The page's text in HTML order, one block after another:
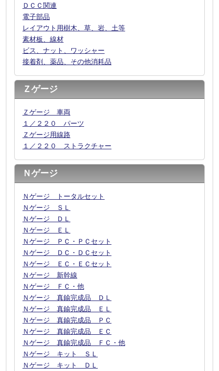
ＤＣＣ関連
電子部品
レイアウト用樹木、草、岩、土等
素材板、線材
ビス、ナット、ワッシャー
接着剤、薬品、その他消耗品
Ｚゲージ
Ｚゲージ 車両
１／２２０ パーツ
Ｚゲージ用線路
１／２２０ ストラクチャー
Ｎゲージ
Ｎゲージ トータルセット
Ｎゲージ ＳＬ
Ｎゲージ ＤＬ
Ｎゲージ ＥＬ
Ｎゲージ ＰＣ・ＰＣセット
Ｎゲージ ＤＣ・ＤＣセット
Ｎゲージ ＥＣ・ＥＣセット
Ｎゲージ 新幹線
Ｎゲージ ＦＣ・他
Ｎゲージ 真鍮完成品 ＤＬ
Ｎゲージ 真鍮完成品 ＥＬ
Ｎゲージ 真鍮完成品 ＰＣ
Ｎゲージ 真鍮完成品 ＥＣ
Ｎゲージ 真鍮完成品 ＦＣ・他
Ｎゲージ キット ＳＬ
Ｎゲージ キット ＤＬ